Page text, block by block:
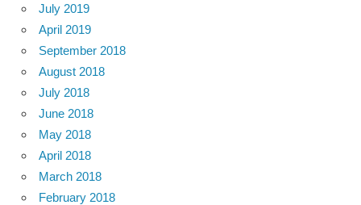
July 2019
April 2019
September 2018
August 2018
July 2018
June 2018
May 2018
April 2018
March 2018
February 2018